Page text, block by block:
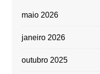
maio 2026
janeiro 2026
outubro 2025